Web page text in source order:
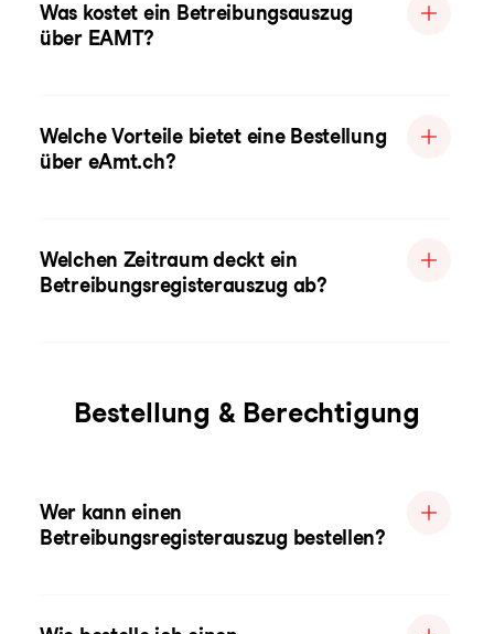
Was kostet ein Betreibungsauszug
über EAMT?
Welche Vorteile bietet eine Bestellung
über eAmt.ch?
Welchen Zeitraum deckt ein
Betreibungsregisterauszug ab?
Bestellung & Berechtigung
Wer kann einen
Betreibungsregisterauszug bestellen?